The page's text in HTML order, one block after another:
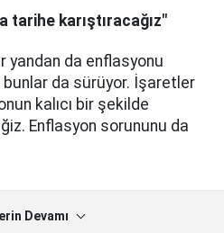
tarihe karıştıracağız"
yandan da enflasyonu
bunlar da sürüyor. İşaretler
kalıcı bir şekilde
Enflasyon sorununu da
Devamı